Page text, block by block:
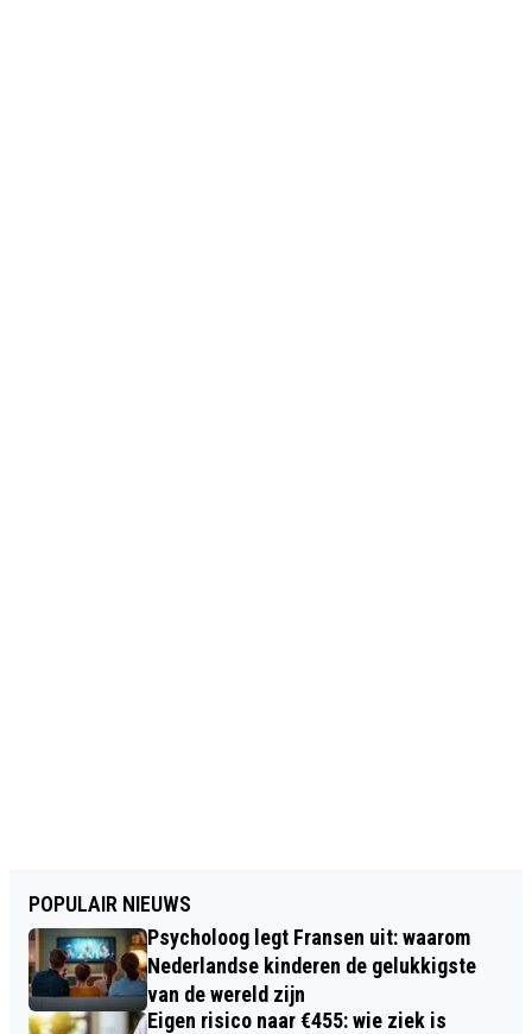
POPULAIR NIEUWS
Psycholoog legt Fransen uit: waarom
Nederlandse kinderen de gelukkigste
van de wereld zijn
Eigen risico naar €455: wie ziek is